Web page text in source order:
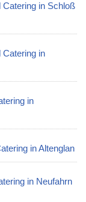
in Schloß
in
in
in Altenglan
in Neufahrn